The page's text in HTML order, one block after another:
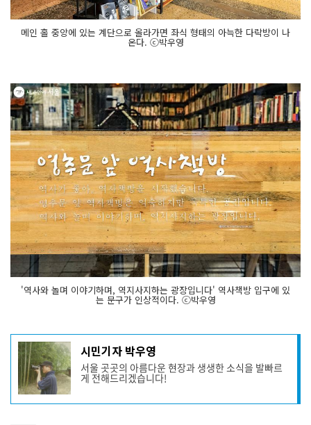
메인 홀 중앙에 있는 계단으로 올라가면 좌식 형태의 아늑한 다락방이 나
온다. ⓒ박우영
'역사와 놀며 이야기하며, 역지사지하는 광장입니다' 역사책방 입구에 있
는 문구가 인상적이다. ⓒ박우영
기
사
작
성
자
프
시민기자 박우영
서울 곳곳의 아름다운 현장과 생생한 소식을 발빠르
게 전해드리겠습니다!